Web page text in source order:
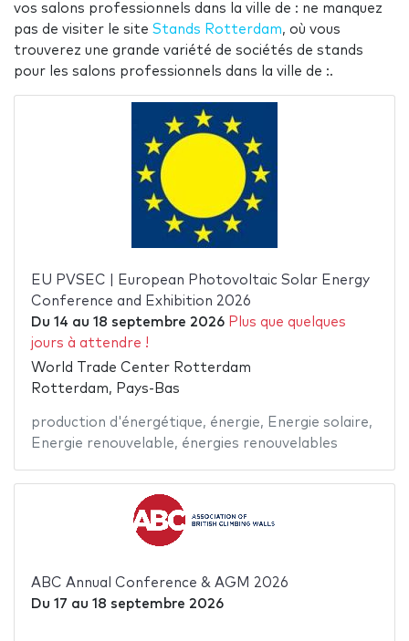
vos salons professionnels dans la ville de : ne manquez
pas de visiter le site Stands Rotterdam, où vous
trouverez une grande variété de sociétés de stands
pour les salons professionnels dans la ville de :.
EU PVSEC | European Photovoltaic Solar Energy
Conference and Exhibition 2026
Du 14 au 18 septembre 2026 Plus que quelques
jours à attendre !
World Trade Center Rotterdam
Rotterdam, Pays-Bas
production d'énergétique, énergie, Energie solaire,
Energie renouvelable, énergies renouvelables
ABC Annual Conference & AGM 2026
Du 17 au 18 septembre 2026